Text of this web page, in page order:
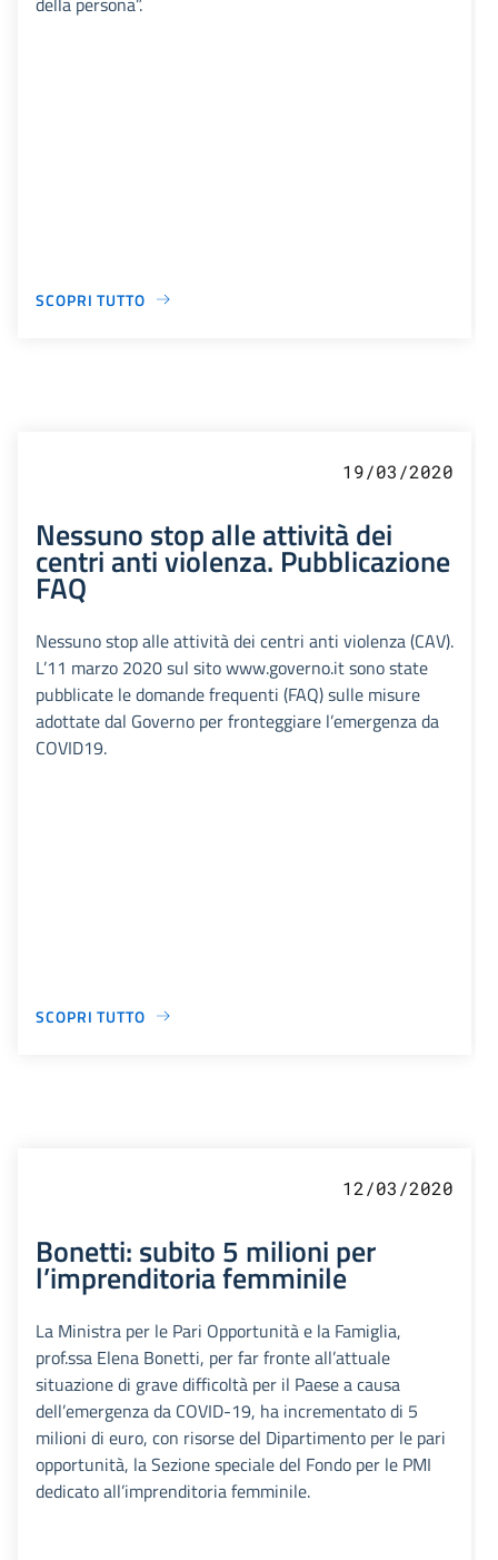
SCOPRI TUTTO
19/03/2020
Nessuno stop alle attività dei
centri anti violenza. Pubblicazione
FAQ
Nessuno stop alle attività dei centri anti violenza (CAV).
L’11 marzo 2020 sul sito www.governo.it sono state
pubblicate le domande frequenti (FAQ) sulle misure
adottate dal Governo per fronteggiare l’emergenza da
COVID19.
SCOPRI TUTTO
12/03/2020
Bonetti: subito 5 milioni per
l’imprenditoria femminile
La Ministra per le Pari Opportunità e la Famiglia,
prof.ssa Elena Bonetti, per far fronte all’attuale
situazione di grave difficoltà per il Paese a causa
dell’emergenza da COVID-19, ha incrementato di 5
milioni di euro, con risorse del Dipartimento per le pari
opportunità, la Sezione speciale del Fondo per le PMI
dedicato all’imprenditoria femminile.